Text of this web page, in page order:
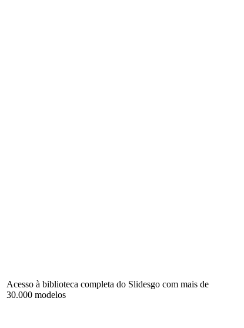
Acesso à biblioteca completa do Slidesgo com mais de
30.000 modelos